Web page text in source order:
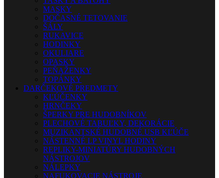
MASKY
DOČASNÉ TETOVANIE
ŠÁLY
RUKAVICE
HODINKY
OKULIARE
OPASKY
PEŇAŽENKY
TOPÁNKY
DARČEKOVÉ PREDMETY
KĽÚČENKY
HRNČEKY
ŠPERKY PRE HUDOBNÍKOV
PLECHOVÉ TABUĽKY, DEKORÁCIE
MUZIKANTSKÉ HUDOBNÉ USB KĽÚČE
NÁSTENNÉ LP VINYL HODINY
REPLIKY-MINIATÚRY HUDOBNÝCH
NÁSTROJOV
NÁLEPKY
NAFUKOVACIE NÁSTROJE